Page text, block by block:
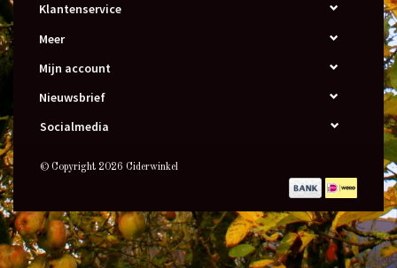
Klantenservice
Meer
Mijn account
Nieuwsbrief
Socialmedia
© Copyright 2026 Ciderwinkel